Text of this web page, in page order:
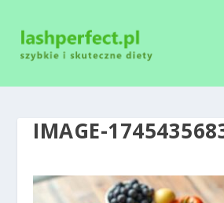
IMAGE-